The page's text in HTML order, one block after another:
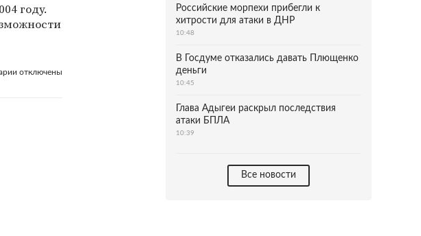
году.
отключены
Российские морпехи прибегли к
хитрости для атаки в ДНР
10:48
В Госдуме отказались давать Плющенко
деньги
10:45
Глава Адыгеи раскрыл последствия
атаки БПЛА
10:39
Все новости